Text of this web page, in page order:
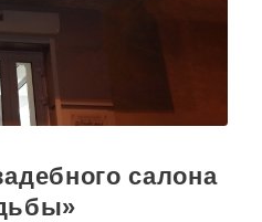
салона